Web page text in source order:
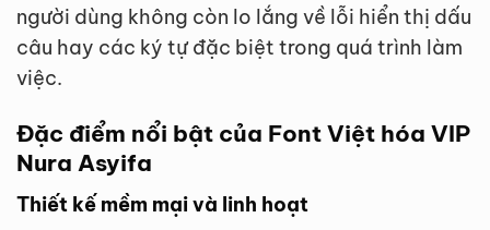
người dùng không còn lo lắng về lỗi hiển thị dấu
câu hay các ký tự đặc biệt trong quá trình làm
việc.
Đặc điểm nổi bật của Font Việt hóa VIP
Nura Asyifa
Thiết kế mềm mại và linh hoạt